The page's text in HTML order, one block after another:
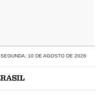
SEGUNDA, 10 DE AGOSTO DE 2026